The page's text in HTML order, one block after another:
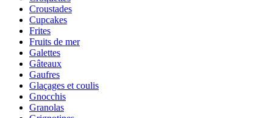
Croustades
Cupcakes
Frites
Fruits de mer
Galettes
Gâteaux
Gaufres
Glaçages et coulis
Gnocchis
Granolas